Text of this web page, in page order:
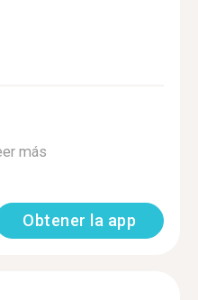
más
Obtener la app